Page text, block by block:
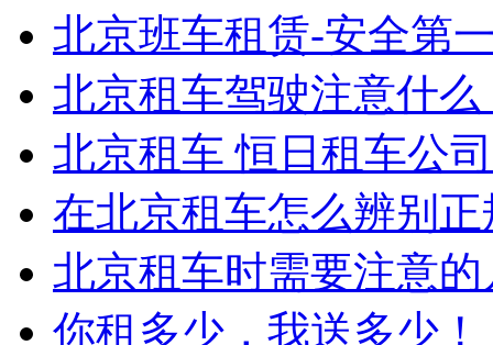
北京班车租赁-安全第
北京租车驾驶注意什
北京租车 恒日租车公
在北京租车怎么辨别
北京租车时需要注意
你租多少，我送多少！